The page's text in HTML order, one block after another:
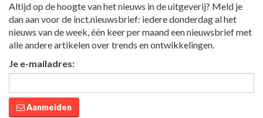
Altijd op de hoogte van het nieuws in de uitgeverij? Meld je
dan aan voor de inct.nieuwsbrief: iedere donderdag al het
nieuws van de week, één keer per maand een nieuwsbrief met
alle andere artikelen over trends en ontwikkelingen.
Je e-mailadres:
Aanmelden